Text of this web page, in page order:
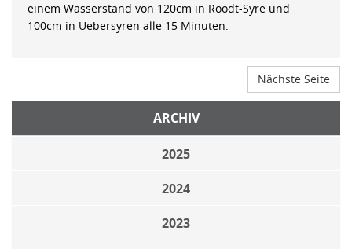
einem Wasserstand von 120cm in Roodt-Syre und
100cm in Uebersyren alle 15 Minuten.
Nächste Seite
ARCHIV
2025
2024
2023